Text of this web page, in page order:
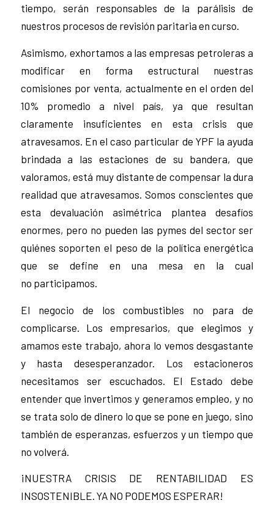
tiempo, serán responsables de la parálisis de
nuestros procesos de revisión paritaria en curso.
Asimismo, exhortamos a las empresas petroleras a
modificar en forma estructural nuestras
comisiones por venta, actualmente en el orden del
10% promedio a nivel país, ya que resultan
claramente insuficientes en esta crisis que
atravesamos. En el caso particular de YPF la ayuda
brindada a las estaciones de su bandera, que
valoramos, está muy distante de compensar la dura
realidad que atravesamos. Somos conscientes que
esta devaluación asimétrica plantea desafíos
enormes, pero no pueden las pymes del sector ser
quiénes soporten el peso de la política energética
que se define en una mesa en la cual
no participamos.
El negocio de los combustibles no para de
complicarse. Los empresarios, que elegimos y
amamos este trabajo, ahora lo vemos desgastante
y hasta desesperanzador. Los estacioneros
necesitamos ser escuchados. El Estado debe
entender que invertimos y generamos empleo, y no
se trata solo de dinero lo que se pone en juego, sino
también de esperanzas, esfuerzos y un tiempo que
no volverá.
¡NUESTRA CRISIS DE RENTABILIDAD ES
INSOSTENIBLE. YA NO PODEMOS ESPERAR!